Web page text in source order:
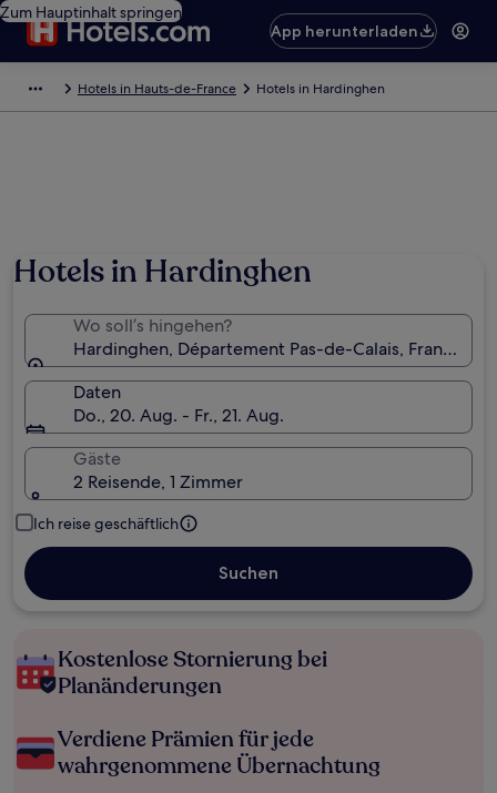
Zum Hauptinhalt springen
App herunterladen
Hotels in Hauts-de-France Hotels in Hardinghen
Hotels in Hardinghen
Wo soll’s hingehen?
Hardinghen, Département Pas-de-Calais, Frankreich
Daten
Do., 20. Aug. - Fr., 21. Aug.
Gäste
2 Reisende, 1 Zimmer
Ich reise geschäftlich
Suchen
Kostenlose Stornierung bei
Planänderungen
Verdiene Prämien für jede
wahrgenommene Übernachtung